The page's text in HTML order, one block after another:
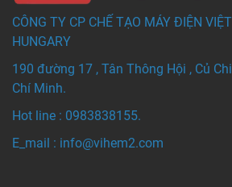
CÔNG TY CP CHẾ TẠO MÁY ĐIỆN
HUNGARY
190 đường 17 , Tân Thông Hội , Củ Chi
Chí Minh.
Hot line : 0983838155.
E_mail : info@vihem2.com